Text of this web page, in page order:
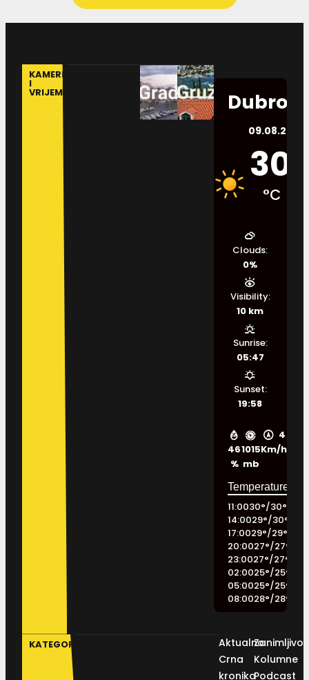
KAMERE
I
VRIJEME
09.08.2026.
30
°C
46
%
1015
mb
4
Km/h
Clouds:
0%
Visibility:
10 km
Sunrise:
05:47
Sunset:
19:58
11:0030°/30°
14:0029°/30°
17:0029°/29°
20:0027°/27°
23:0027°/27°
02:0025°/25°
05:0025°/25°
08:0028°/28°
KATEGORIJE
Aktualno
Crna
kronika
Kolumne
Podcast